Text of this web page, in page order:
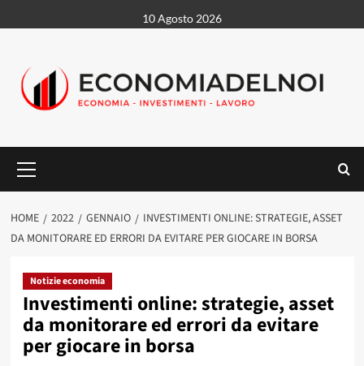
al
10 Agosto 2026
principale
HOME 2022 GENNAIO
INVESTIMENTI ONLINE: STRATEGIE, ASSET
DA MONITORARE ED ERRORI DA EVITARE PER GIOCARE IN BORSA
Notizie economia
Investimenti online: strategie, asset
da monitorare ed errori da evitare
per giocare in borsa